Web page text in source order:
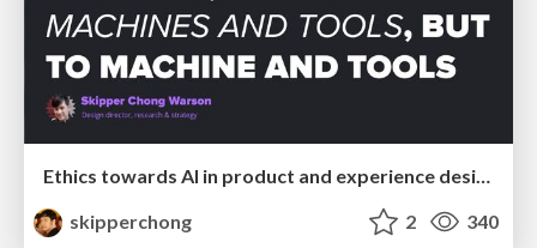
Ethics towards AI in product and experience design
skipperchong
2 340